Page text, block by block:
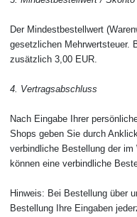
Der Mindestbestellwert
gesetzlichen Mehrwertsteuer.
zusätzlich 3,00 EUR.
4. Vertragsabschluss
Nach Eingabe Ihrer
Shops geben Sie durch
verbindliche Bestellung der
können eine verbindliche
Hinweis: Bei Bestellung über
Bestellung Ihre Eingaben